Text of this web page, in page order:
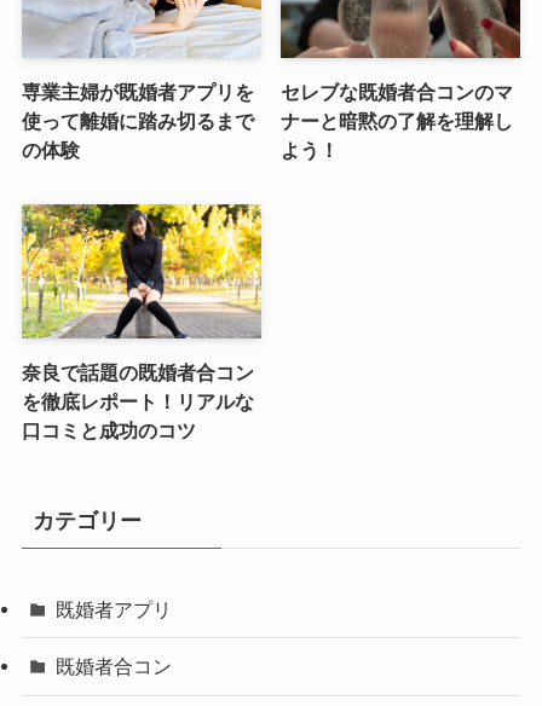
専業主婦が既婚者アプリを
使って離婚に踏み切るまで
の体験
セレブな既婚者合コンのマ
ナーと暗黙の了解を理解し
よう！
奈良で話題の既婚者合コン
を徹底レポート！リアルな
口コミと成功のコツ
カテゴリー
既婚者アプリ
既婚者合コン